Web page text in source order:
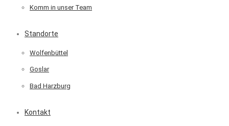
Komm in unser Team
Standorte
Wolfenbüttel
Goslar
Bad Harzburg
Kontakt